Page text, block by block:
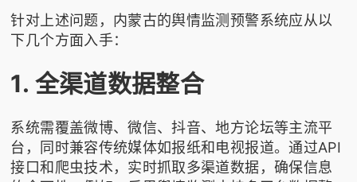
针对上述问题，内蒙古的舆情监测预警系统应从以
下几个方面入手：
1. 全渠道数据整合
系统需覆盖微博、微信、抖音、地方论坛等主流平
台，同时兼容传统媒体如报纸和电视报道。通过API
接口和爬虫技术，实时抓取多渠道数据，确保信息